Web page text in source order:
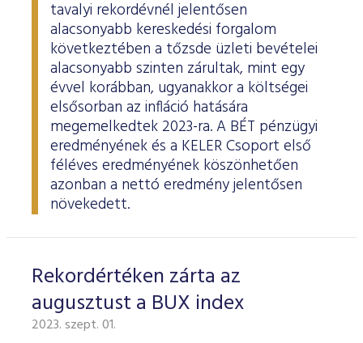
tavalyi rekordévnél jelentősen
alacsonyabb kereskedési forgalom
következtében a tőzsde üzleti bevételei
alacsonyabb szinten zárultak, mint egy
évvel korábban, ugyanakkor a költségei
elsősorban az infláció hatására
megemelkedtek 2023-ra. A BÉT pénzügyi
eredményének és a KELER Csoport első
féléves eredményének köszönhetően
azonban a nettó eredmény jelentősen
növekedett.
Rekordértéken zárta az
augusztust a BUX index
2023. szept. 01.